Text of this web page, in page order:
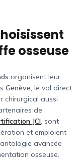
osseuse
organisent leur
Genève, le vol direct
chirurgical aussi
de
JCI, sont
et emploient
avancée
osseuse.